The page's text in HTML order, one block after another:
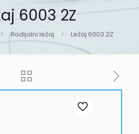
6003 2Z
Radijalni ležaj Ležaj 6003 2Z